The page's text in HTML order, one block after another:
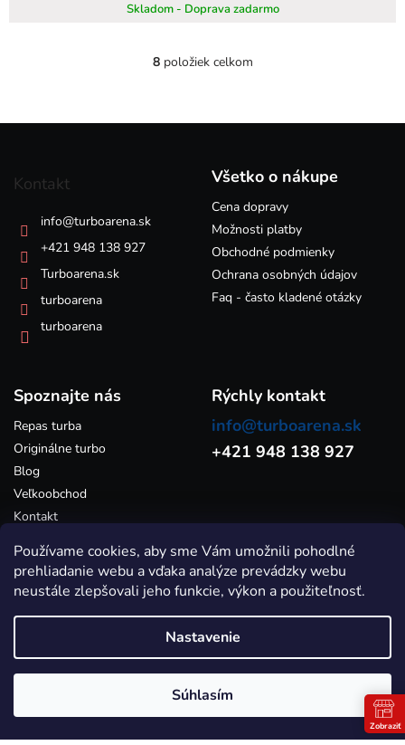
Používame cookies, aby sme Vám umožnili pohodlné
prehliadanie webu a vďaka analýze prevádzky webu
neustále zlepšovali jeho funkcie, výkon a použiteľnosť.
Nastavenie
Súhlasím
Skladom - Doprava zadarmo
O
á
8položiek celkom
Kontakt
info@turboarena.sk
+421 948 138 927
Turboarena.sk
turboarena
turboarena
Všetko o nákupe
Cena dopravy
Možnosti platby
Obchodné podmienky
Ochrana osobných údajov
Faq - často kladené otázky
Spoznajte nás
Repas turba
Originálne turbo
Blog
Veľkoobchod
Kontakt
Rýchly kontakt
info@turboarena.sk
+421 948 138 927
Turboarena.sk - Predaj originálnych a repasovaných
Zobraziť